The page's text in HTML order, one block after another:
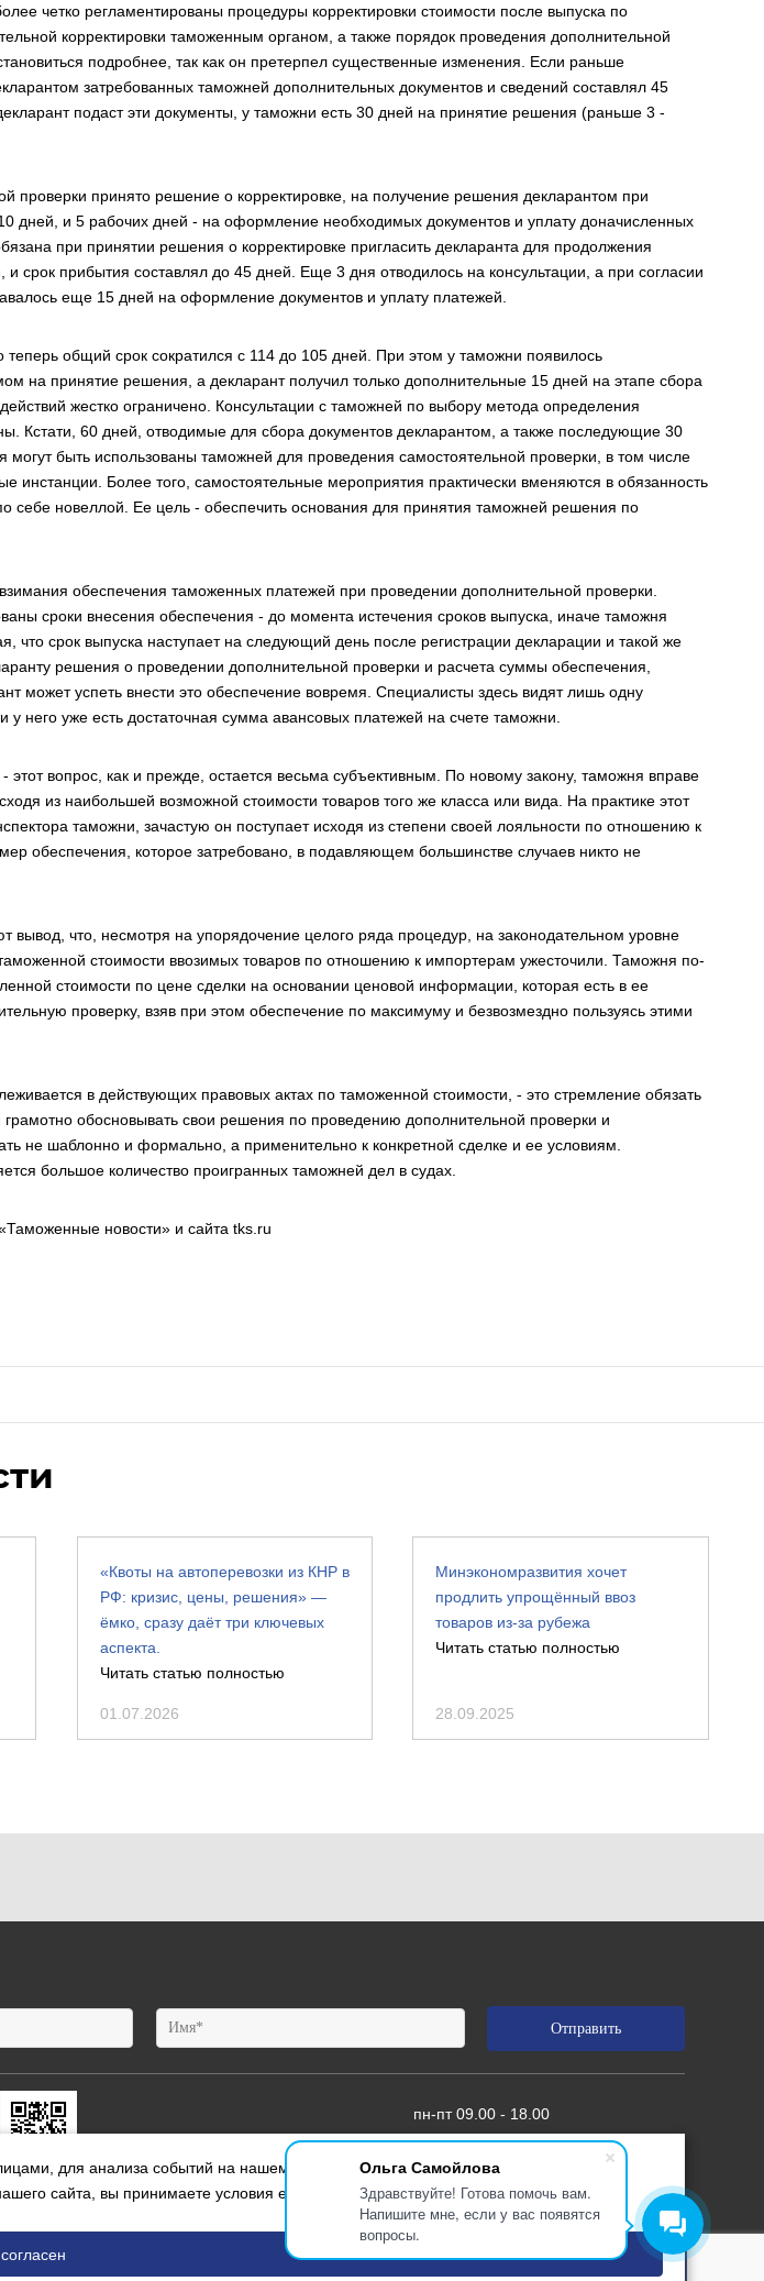
Ольга Самойлова
Здравствуйте! Готова помочь вам.
Напишите мне, если у вас появятся
вопросы.
четко регламентированы процедуры корректировки стоимости после выпуска по
корректировки таможенным органом, а также порядок проведения дополнительной
подробнее, так как он претерпел существенные изменения. Если раньше
затребованных таможней дополнительных документов и сведений составлял 45
подаст эти документы, у таможни есть 30 дней на принятие решения (раньше 3 -
проверки принято решение о корректировке, на получение решения декларантом при
10 дней, и 5 рабочих дней - на оформление необходимых документов и уплату доначисленных
при принятии решения о корректировке пригласить декларанта для продолжения
срок прибытия составлял до 45 дней. Еще 3 дня отводилось на консультации, а при согласии
еще 15 дней на оформление документов и уплату платежей.
теперь общий срок сократился с 114 до 105 дней. При этом у таможни появилось
на принятие решения, а декларант получил только дополнительные 15 дней на этапе сбора
жестко ограничено. Консультации с таможней по выбору метода определения
Кстати, 60 дней, отводимые для сбора документов декларантом, а также последующие 30
быть использованы таможней для проведения самостоятельной проверки, в том числе
инстанции. Более того, самостоятельные мероприятия практически вменяются в обязанность
себе новеллой. Ее цель - обеспечить основания для принятия таможней решения по
обеспечения таможенных платежей при проведении дополнительной проверки.
сроки внесения обеспечения - до момента истечения сроков выпуска, иначе таможня
что срок выпуска наступает на следующий день после регистрации декларации и такой же
решения о проведении дополнительной проверки и расчета суммы обеспечения,
может успеть внести это обеспечение вовремя. Специалисты здесь видят лишь одну
у него уже есть достаточная сумма авансовых платежей на счете таможни.
этот вопрос, как и прежде, остается весьма субъективным. По новому закону, таможня вправе
из наибольшей возможной стоимости товаров того же класса или вида. На практике этот
таможни, зачастую он поступает исходя из степени своей лояльности по отношению к
обеспечения, которое затребовано, в подавляющем большинстве случаев никто не
вывод, что, несмотря на упорядочение целого ряда процедур, на законодательном уровне
стоимости ввозимых товаров по отношению к импортерам ужесточили. Таможня по-
стоимости по цене сделки на основании ценовой информации, которая есть в ее
проверку, взяв при этом обеспечение по максимуму и безвозмездно пользуясь этими
в действующих правовых актах по таможенной стоимости, - это стремление обязать
грамотно обосновывать свои решения по проведению дополнительной проверки и
не шаблонно и формально, а применительно к конкретной сделке и ее условиям.
большое количество проигранных таможней дел в судах.
новости» и сайта tks.ru
«Квоты на автоперевозки из КНР в
РФ: кризис, цены, решения» —
ёмко, сразу даёт три ключевых
аспекта.
Читать статью полностью
01.07.2026
Минэкономразвития хочет
продлить упрощённый ввоз
товаров из-за рубежа
Читать статью полностью
28.09.2025
пн-пт 09.00 - 18.00
+7 (495) 461-
01-11
Разработка
для анализа событий на нашем веб-сайте, что позволяет нам улучшать
сайта, вы принимаете условия его использования. Более подробные сведения